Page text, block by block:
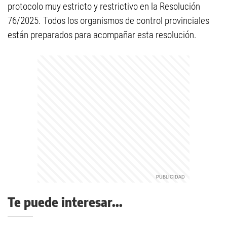
protocolo muy estricto y restrictivo en la Resolución
76/2025. Todos los organismos de control provinciales
están preparados para acompañar esta resolución.
Te puede interesar...